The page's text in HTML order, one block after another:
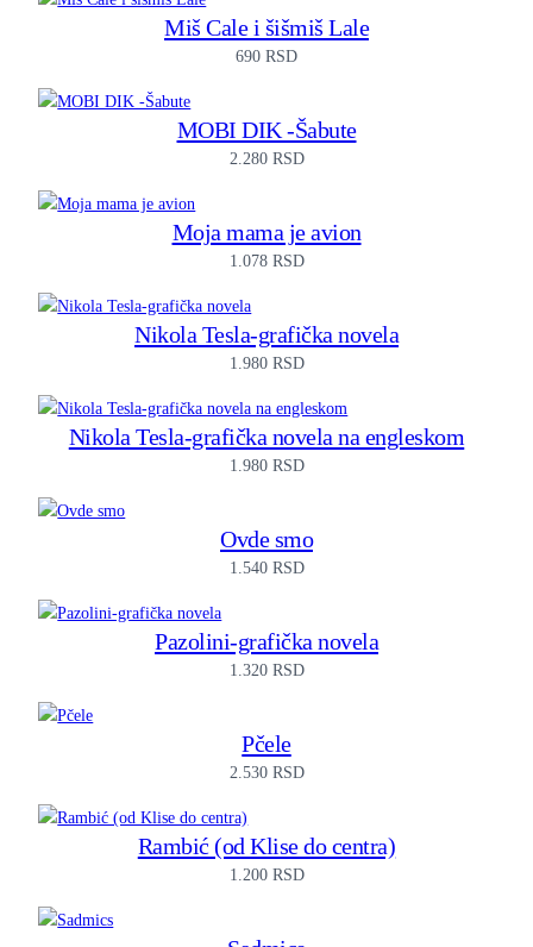
Miš Cale i šišmiš Lale
690 RSD
MOBI DIK -Šabute
2.280 RSD
Moja mama je avion
1.078 RSD
Nikola Tesla-grafička novela
1.980 RSD
Nikola Tesla-grafička novela na engleskom
1.980 RSD
Ovde smo
1.540 RSD
Pazolini-grafička novela
1.320 RSD
Pčele
2.530 RSD
Rambić (od Klise do centra)
1.200 RSD